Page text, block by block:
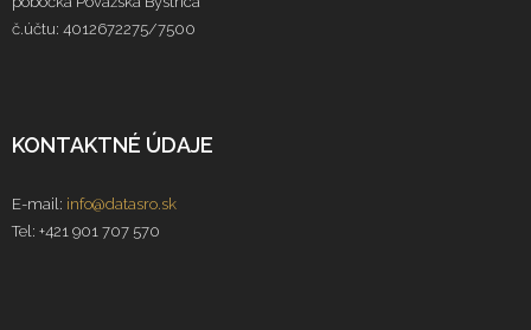
č.účtu: 4012672275/7500
KONTAKTNÉ ÚDAJE
E-mail: info@datasro.sk
Tel: +421 901 707 570